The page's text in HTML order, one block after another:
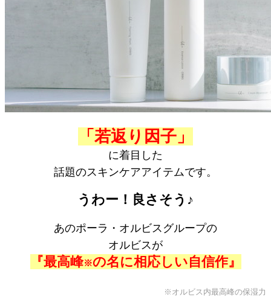
「若返り因子」
に着目した
話題のスキンケアアイテムです。
うわー！良さそう♪
あのポーラ・オルビスグループの
オルビスが
『最高峰※の名に相応しい自信作』
※オルビス内最高峰の保湿力